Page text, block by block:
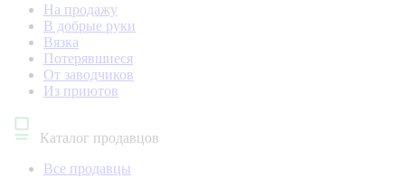
На продажу
В добрые руки
Вязка
Потерявшиеся
От заводчиков
Из приютов
Каталог продавцов
Все продавцы